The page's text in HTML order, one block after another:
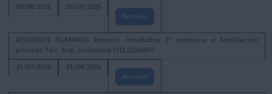
03/08/2026
25/09/2026
Amosar
RECURSOS HUMANOS Anuncio resultados 3º exercicio e finalización
proceso Tec. Sup. Economía (SEL2024007)
31/07/2026
31/08/2026
Amosar